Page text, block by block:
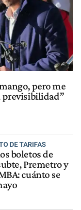
pero me
previsibilidad”
DE TARIFAS
boletos de
Premetro y
cuánto se